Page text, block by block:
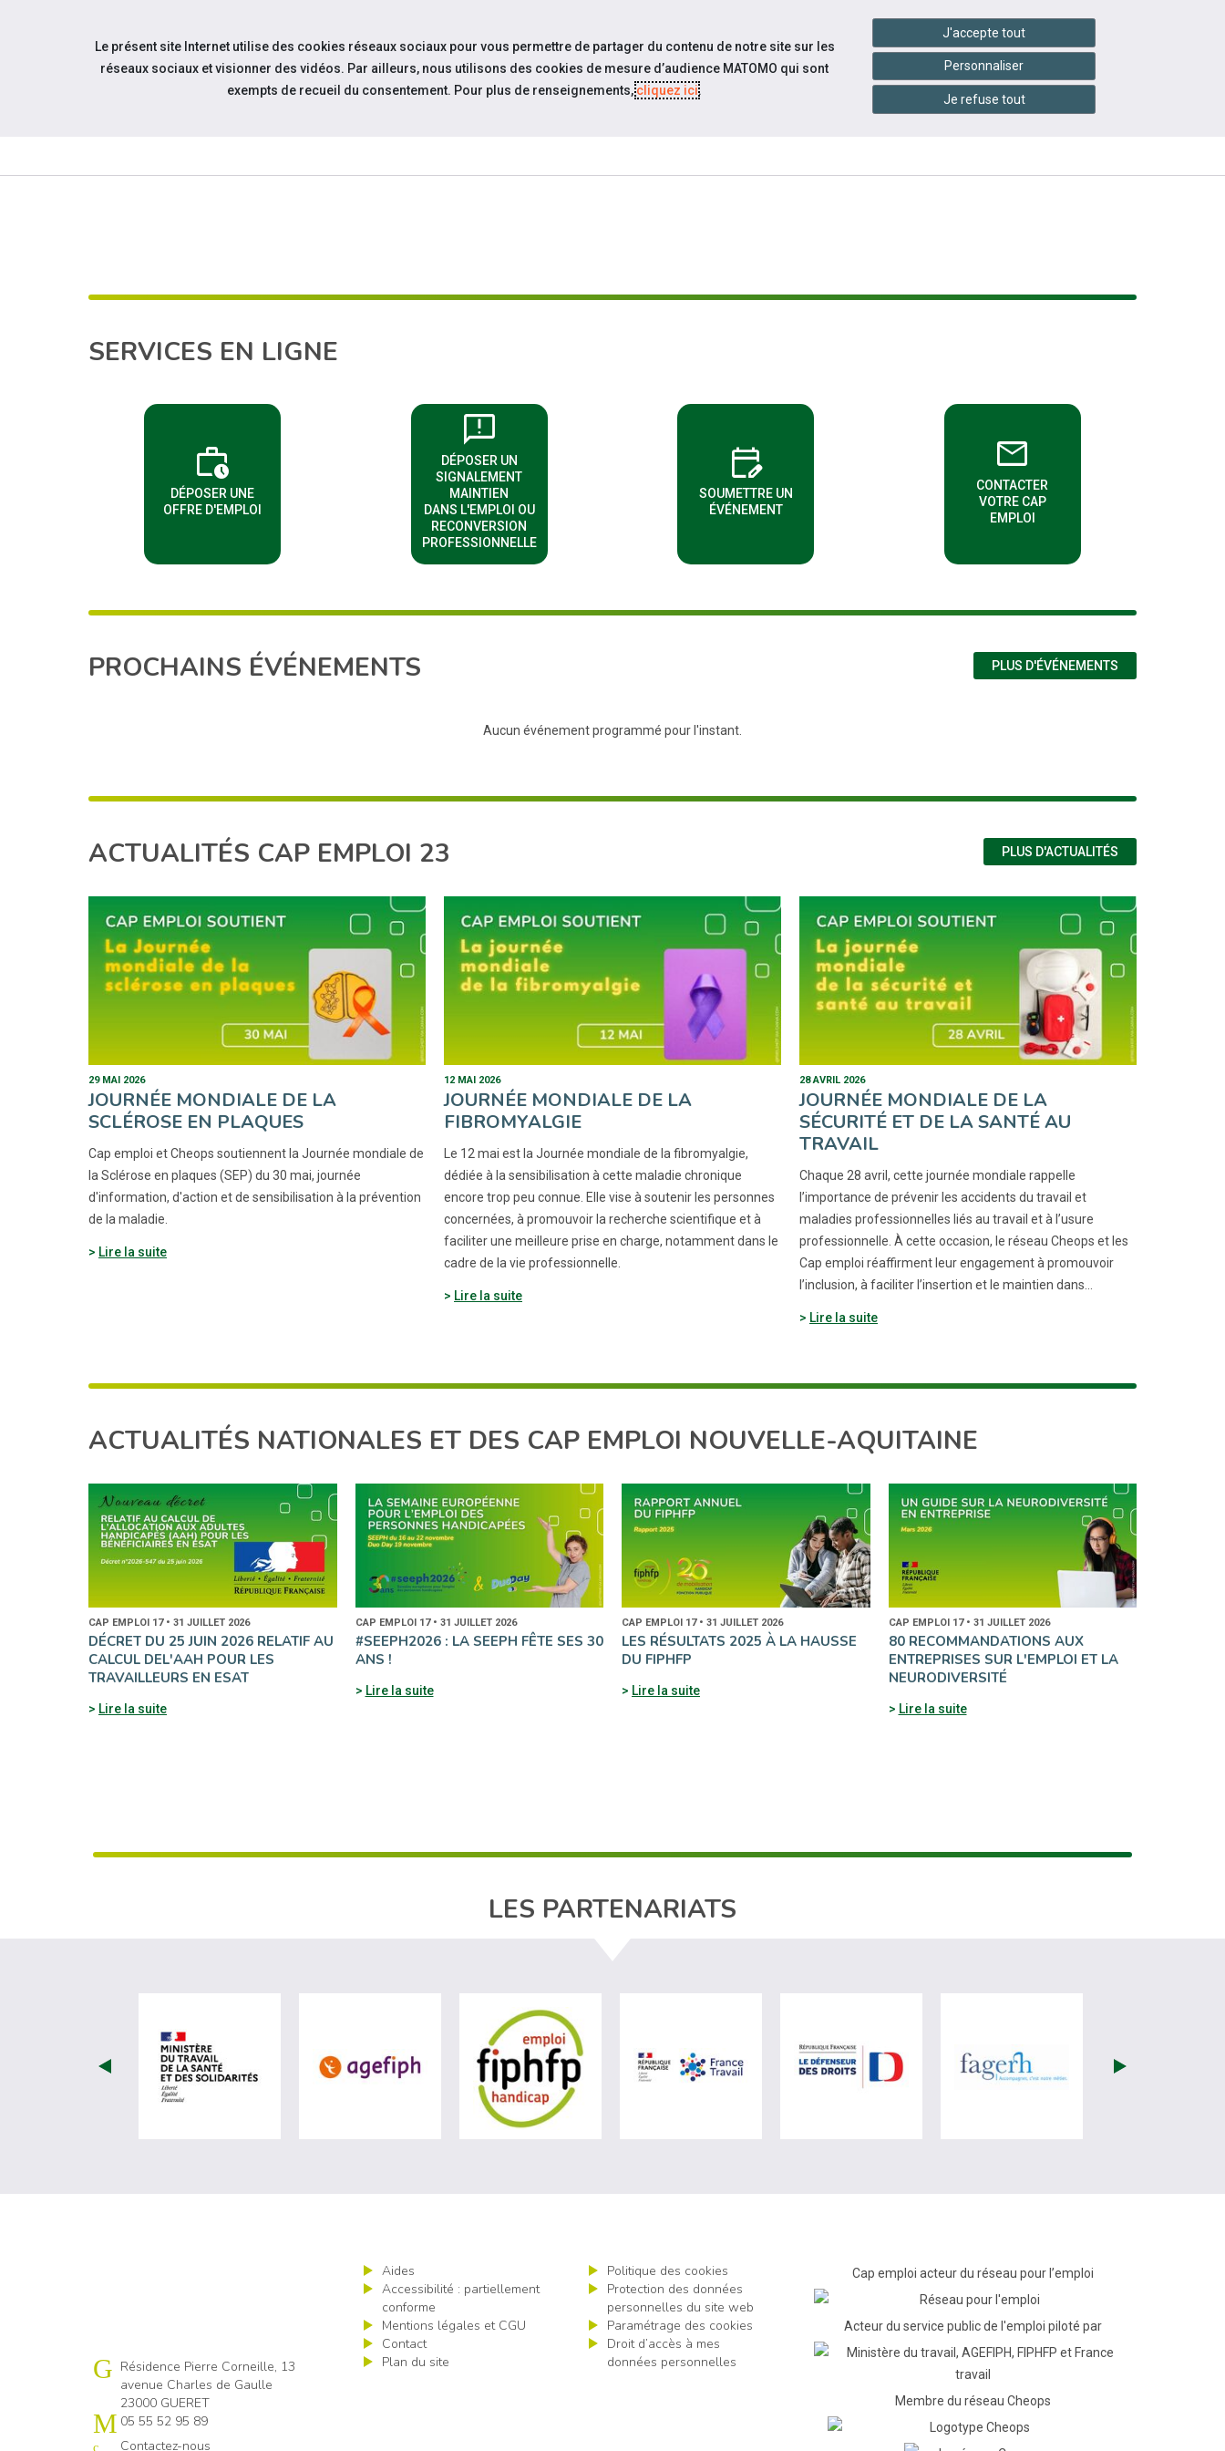
Aller au contenu
Accessibilité handshake Services en ligne
ESPACE
ESPACE
INFOS
PRATIQUES
ÉVÉNEMENTS
SERVICES EN LIGNE
work_history
DÉPOSER UNE
OFFRE D'EMPLOI
(NOUVELLE FENÊTRE)
sms_failed
DÉPOSER UN
SIGNALEMENT
MAINTIEN
DANS L'EMPLOI OU
RECONVERSION
PROFESSIONNELLE
(NOUVELLE FENÊTRE)
edit_calendar
SOUMETTRE UN
ÉVÉNEMENT
(NOUVELLE FENÊTRE)
email
CONTACTER
VOTRE CAP
EMPLOI
(NOUVELLE FENÊTRE)
PROCHAINS ÉVÉNEMENTS PLUS D'ÉVÉNEMENTS
Aucun événement programmé pour l'instant.
ACTUALITÉS CAP EMPLOI 23 PLUS D'ACTUALITÉS
29 MAI 2026
JOURNÉE MONDIALE DE LA
SCLÉROSE EN PLAQUES
Cap emploi et Cheops soutiennent la Journée mondiale de
la Sclérose en plaques (SEP) du 30 mai, journée
d'information, d'action et de sensibilisation à la prévention
de la maladie.
Lire la suite
12 MAI 2026
JOURNÉE MONDIALE DE LA
FIBROMYALGIE
Le 12 mai est la Journée mondiale de la fibromyalgie,
dédiée à la sensibilisation à cette maladie chronique
encore trop peu connue. Elle vise à soutenir les personnes
concernées, à promouvoir la recherche scientifique et à
faciliter une meilleure prise en charge, notamment dans le
cadre de la vie professionnelle.
Lire la suite
28 AVRIL 2026
JOURNÉE MONDIALE DE LA
SÉCURITÉ ET DE LA SANTÉ AU
TRAVAIL
Chaque 28 avril, cette journée mondiale rappelle
l’importance de prévenir les accidents du travail et
maladies professionnelles liés au travail et à l’usure
professionnelle. À cette occasion, le réseau Cheops et les
Cap emploi réaffirment leur engagement à promouvoir
l’inclusion, à faciliter l’insertion et le maintien dans…
Lire la suite
ACTUALITÉS NATIONALES ET DES CAP EMPLOI NOUVELLE-AQUITAINE
CAP EMPLOI 17 • 31 JUILLET 2026
DÉCRET DU 25 JUIN 2026 RELATIF AU
CALCUL DEL'AAH POUR LES
TRAVAILLEURS EN ESAT
Lire la suite
CAP EMPLOI 17 • 31 JUILLET 2026
#SEEPH2026 : LA SEEPH FÊTE SES 30
ANS !
Lire la suite
CAP EMPLOI 17 • 31 JUILLET 2026
LES RÉSULTATS 2025 À LA HAUSSE
DU FIPHFP
Lire la suite
CAP EMPLOI 17 • 31 JUILLET 2026
80 RECOMMANDATIONS AUX
ENTREPRISES SUR L'EMPLOI ET LA
NEURODIVERSITÉ
Lire la suite
LES PARTENARIATS
visiter les site de Ministère du travail (nouvelle fenêtre)
visiter les site de Agefiph (nouvelle fenêtre)visiter les site de Fiphfp (nouvelle fenêtre)visiter les site de France Travail (nouvelle fenêtre)visiter les site de Défenseur des droits (nouvelle
visiter les site de Fagerh
Cap emploi 23
Résidence Pierre Corneille, 13
avenue Charles de Gaulle
23000 GUERET
05 55 52 95 89
Contactez-nous
Aides
Accessibilité : partiellement
conforme
Mentions légales et CGU
Contact
Plan du site
Politique des cookies
Protection des données
personnelles du site web
Paramétrage des cookies
Droit d’accès à mes
données personnelles
Cap emploi acteur du réseau pour l’emploi
Acteur du service public de l'emploi piloté par
Membre du réseau Cheops
Le présent site Internet utilise des cookies réseaux sociaux pour vous permettre de partager du contenu de notre site sur les
réseaux sociaux et visionner des vidéos. Par ailleurs, nous utilisons des cookies de mesure d’audience MATOMO qui sont
exempts de recueil du consentement. Pour plus de renseignements,cliquez ici.
J'accepte tout
Personnaliser
Je refuse tout